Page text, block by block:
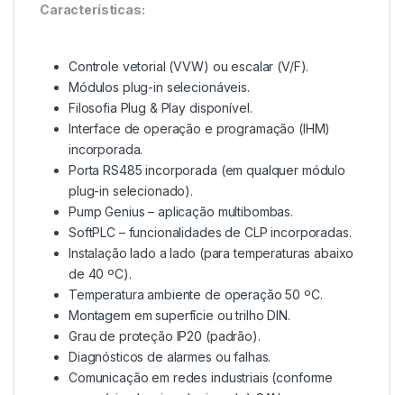
Características:
Controle vetorial (VVW) ou escalar (V/F).
Módulos plug-in selecionáveis.
Filosofia Plug & Play disponível.
Interface de operação e programação (IHM)
incorporada.
Porta RS485 incorporada (em qualquer módulo
plug-in selecionado).
Pump Genius – aplicação multibombas.
SoftPLC – funcionalidades de CLP incorporadas.
Instalação lado a lado (para temperaturas abaixo
de 40 ºC).
Temperatura ambiente de operação 50 ºC.
Montagem em superfície ou trilho DIN.
Grau de proteção IP20 (padrão).
Diagnósticos de alarmes ou falhas.
Comunicação em redes industriais (conforme